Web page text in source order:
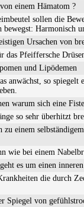
einem Hämatom ?
sollen die
bewegst: Harmonisch
Ursachen von
das Pfeiffersche
und Lipödemen
anwächst, so
warum sich eine
so sehr überhitzt
einem
wie bei einem
es um einen
die durch
Spiegel von